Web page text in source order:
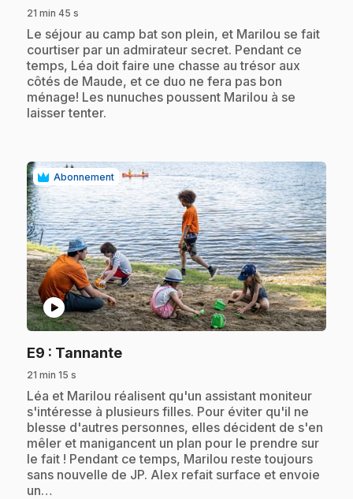
21 min 45 s
.Le séjour au camp bat son plein, et Marilou se fait
courtiser par un admirateur secret. Pendant ce
temps, Léa doit faire une chasse au trésor aux
côtés de Maude, et ce duo ne fera pas bon
ménage! Les nunuches poussent Marilou à se
laisser tenter.
Abonnement
play_circle
E9 : Tannante.
21 min 15 s
.Léa et Marilou réalisent qu'un assistant moniteur
s'intéresse à plusieurs filles. Pour éviter qu'il ne
blesse d'autres personnes, elles décident de s'en
mêler et manigancent un plan pour le prendre sur
le fait ! Pendant ce temps, Marilou reste toujours
sans nouvelle de JP. Alex refait surface et envoie
un…